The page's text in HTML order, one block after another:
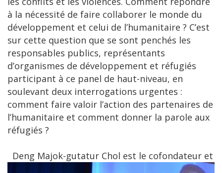
à la nécessité de faire collaborer le monde du
développement et celui de l’humanitaire ? C’est
sur cette question que se sont penchés les
responsables publics, représentants
d’organismes de développement et réfugiés
participant à ce panel de haut-niveau, en
soulevant deux interrogations urgentes :
comment faire valoir l’action des partenaires de
l’humanitaire et comment donner la parole aux
réfugiés ?
Deng Majok-gutatur Chol est le cofondateur et